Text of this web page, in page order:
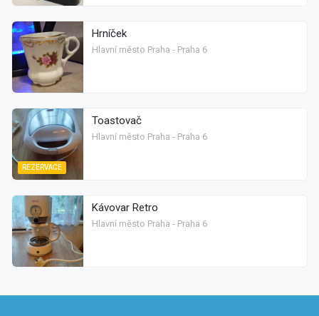
Hrníček
Hlavní město Praha - Praha 6
REZERVACE
Toastovač
Hlavní město Praha - Praha 6
Kávovar Retro
Hlavní město Praha - Praha 6